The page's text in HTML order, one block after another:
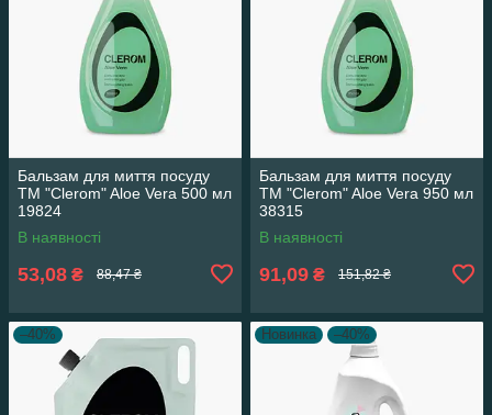
Бальзам для миття посуду
ТМ "Clerom" Aloe Vera 500 мл
19824
В наявності
53,08 ₴ 88,47 ₴
Бальзам для миття посуду
ТМ "Clerom" Aloe Vera 950 мл
38315
В наявності
91,09 ₴ 151,82 ₴
–40% Новинка –40%